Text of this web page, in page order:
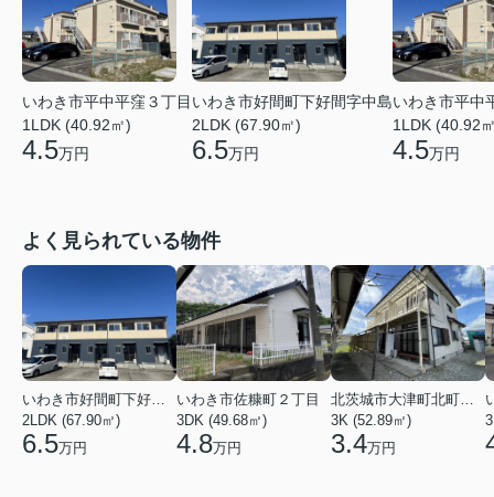
いわき市平中平窪３丁目
1LDK (40.92㎡)
4.5万円
いわき市好間町下好間字中島
2LDK (67.90㎡)
6.5万円
いわき市平中
1LDK (40.92
4.5万円
よく見られている物件
いわき市好間町下好間字中島
2LDK (67.90㎡)
6.5万円
いわき市佐糠町２丁目
3DK (49.68㎡)
4.8万円
北茨城市大津町北町４丁目
3K (52.89㎡)
3.4万円